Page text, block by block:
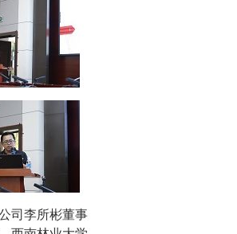
司李所彬董事